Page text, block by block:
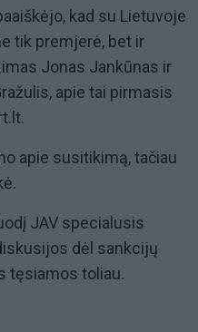
kad su Lietuvoje
tik premjerė, bet ir
Jonas Jankūnas ir
apie tai pirmasis
apie susitikimą, tačiau
JAV specialusis
dėl sankcijų
tęsiamos toliau.